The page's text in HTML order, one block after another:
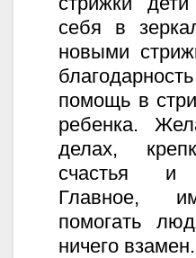
себя в
новыми
помощь в
ребенка.
делах,
счастья и
Главное,
помогать
ничего взамен.